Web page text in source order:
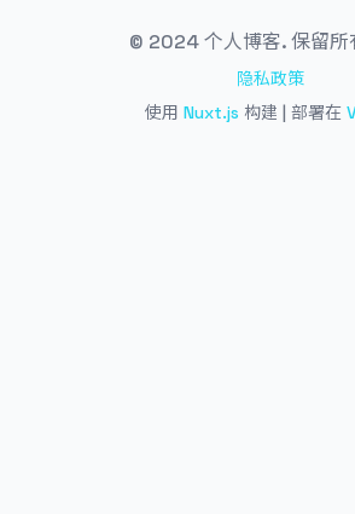
© 2024 个人博客. 保留所
隐私政策
使用 Nuxt.js 构建 | 部署在